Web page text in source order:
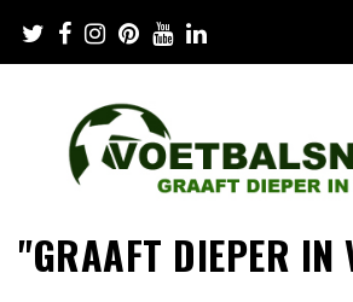
content
"GRAAFT DIEPER IN